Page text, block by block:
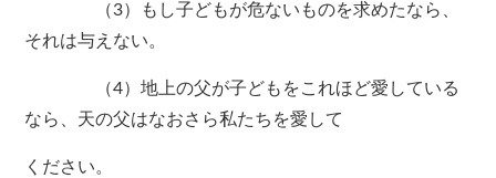
（3）もし子どもが危ないものを求めたなら、
それは与えない。
（4）地上の父が子どもをこれほど愛している
なら、天の父はなおさら私たちを愛して
ください。